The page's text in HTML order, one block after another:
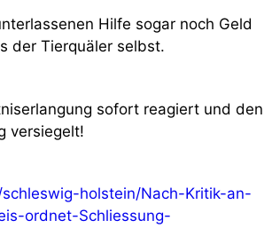
Hilfe sogar noch Geld
der Tierquäler selbst.
sofort reagiert und den
versiegelt!
holstein/Nach-Kritik-an-
ordnet-Schliessung-